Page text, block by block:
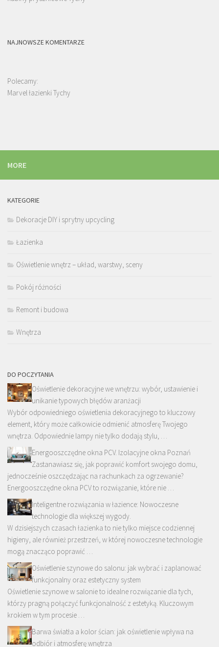
NAJNOWSZE KOMENTARZE
Polecamy:
Marvel łazienki Tychy
MORE
KATEGORIE
Dekoracje DIY i sprytny upcycling
Łazienka
Oświetlenie wnętrz – układ, warstwy, sceny
Pokój różności
Remont i budowa
Wnętrza
DO POCZYTANIA
Oświetlenie dekoracyjne we wnętrzu: wybór, ustawienie i
unikanie typowych błędów aranżacji
Wybór odpowiedniego oświetlenia dekoracyjnego to kluczowy
element, który może całkowicie odmienić atmosferę Twojego
wnętrza. Odpowiednie lampy nie tylko dodają stylu, …
Energooszczędne okna PCV. Izolacyjne okna Poznań
Zastanawiasz się, jak poprawić komfort swojego domu,
jednocześnie oszczędzając na rachunkach za ogrzewanie?
Energooszczędne okna PCV to rozwiązanie, które nie …
Inteligentne rozwiązania w łazience: Nowoczesne
technologie dla większej wygody.
W dzisiejszych czasach łazienka to nie tylko miejsce codziennej
higieny, ale również przestrzeń, w której nowoczesne technologie
mogą znacząco poprawić …
Oświetlenie szynowe do salonu: jak wybrać i zaplanować
funkcjonalny oraz estetyczny system
Oświetlenie szynowe w salonie to idealne rozwiązanie dla tych,
którzy pragną połączyć funkcjonalność z estetyką. Kluczowym
krokiem w tym procesie …
Barwa światła a kolor ścian: jak oświetlenie wpływa na
odbiór i atmosferę wnętrza